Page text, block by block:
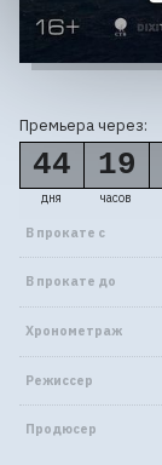
Премьера через:
44
дня
19
часов
В прокате с
В прокате до
Хронометраж
Режиссер
Продюсер